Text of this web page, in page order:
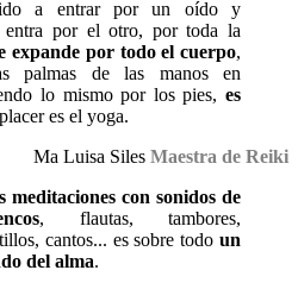
a entrar por un oído y
entra por el otro, por toda la
expande por todo el cuerpo,
palmas de las manos en
lo mismo por los pies, es
es el yoga.
Ma Luisa Siles Maestra de Reiki
meditaciones con sonidos de
, flautas, tambores,
cantos... es sobre todo un
del alma.